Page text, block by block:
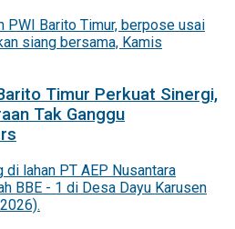
Timur Perkuat Sinergi,
Tak Ganggu